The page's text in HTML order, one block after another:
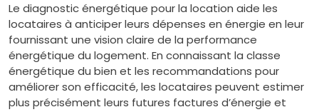
Le diagnostic énergétique pour la location aide les
locataires à anticiper leurs dépenses en énergie en leur
fournissant une vision claire de la performance
énergétique du logement. En connaissant la classe
énergétique du bien et les recommandations pour
améliorer son efficacité, les locataires peuvent estimer
plus précisément leurs futures factures d’énergie et